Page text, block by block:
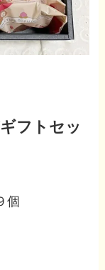
フトセッ
個